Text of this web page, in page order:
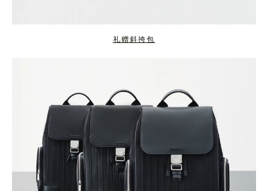
礼赠斜挎包